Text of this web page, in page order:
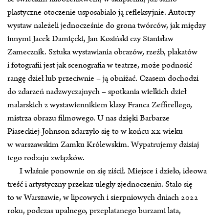
plastyczne otoczenie usposabiało ją refleksyjnie. Autorzy
wystaw należeli jednocześnie do grona twórców, jak między
innymi Jacek Damięcki, Jan Kosiński czy Stanisław
Zamecznik. Sztuka wystawiania obrazów, rzeźb, plakatów
i fotografii jest jak scenografia w teatrze, może podnosić
rangę dzieł lub przeciwnie – ją obniżać. Czasem dochodzi
do zdarzeń nadzwyczajnych – spotkania wielkich dzieł
malarskich z wystawiennikiem klasy Franca Zeffirellego,
mistrza obrazu filmowego. U nas dzięki Barbarze
Piaseckiej‑Johnson zdarzyło się to w końcuXXwieku
w warszawskim Zamku Królewskim. Wypatrujemy dzisiaj
tego rodzaju związków.
I właśnie ponownie on się ziścił. Miejsce i dzieło, ideowa
treść i artystyczny przekaz uległy zjednoczeniu. Stało się
to w Warszawie, w lipcowych i sierpniowych dniach 2022
roku, podczas upalnego, przeplatanego burzami lata,